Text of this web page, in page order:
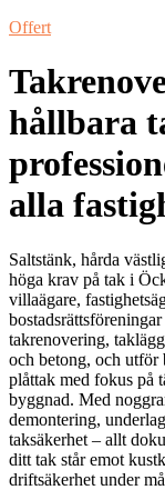
Offert
hållbara
alla
Saltstänk, hårda
höga krav på tak i
villaägare,
takrenovering,
och betong, och utför
plåttak med fokus på
byggnad. Med
demontering,
taksäkerhet – allt
ditt tak står emot
driftsäkerhet under